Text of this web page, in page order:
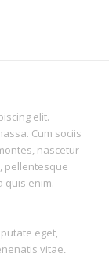
elit.
Cum sociis
nascetur
pellentesque
quis enim.
eget,
vitae,